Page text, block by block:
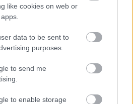
like cookies on web or
data to be sent to
purposes.
to send me
to enable storage
co bude dál